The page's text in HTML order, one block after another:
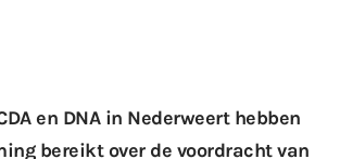
en DNA in Nederweert hebben
bereikt over de voordracht van